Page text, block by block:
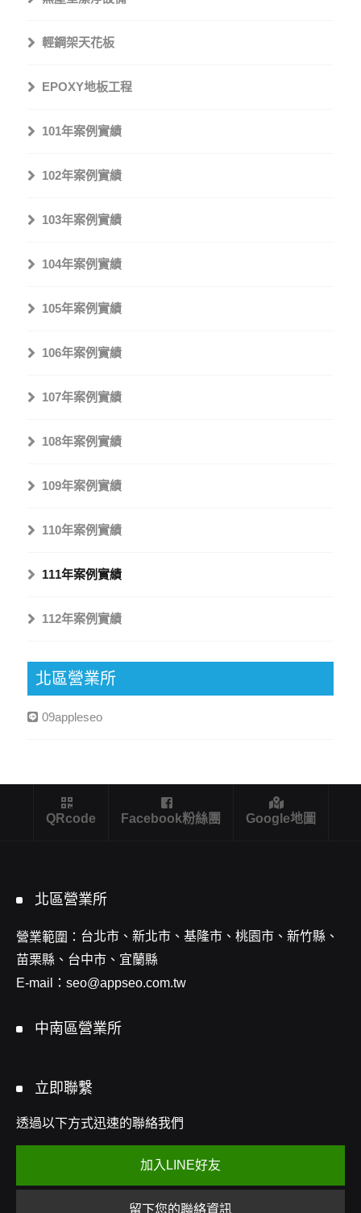
輕鋼架天花板
EPOXY地板工程
101年案例實績
102年案例實績
103年案例實績
104年案例實績
105年案例實績
106年案例實績
107年案例實績
108年案例實績
109年案例實績
110年案例實績
111年案例實績
112年案例實績
北區營業所
09appleseo
QRcode Facebook粉絲團 Google地圖
北區營業所
營業範圍： 台北市、新北市、基隆市、桃園市、新竹縣、
苗栗縣、台中市、宜蘭縣
E-mail： seo@appseo.com.tw
中南區營業所
立即聯繫
透過以下方式迅速的聯絡我們
加入LINE好友
留下您的聯絡資訊